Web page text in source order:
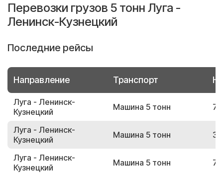
Перевозки грузов 5 тонн Луга -
Ленинск-Кузнецкий
Последние рейсы
Направление Транспорт
Луга - Ленинск-
Кузнецкий
Машина 5 тонн
Луга - Ленинск-
Кузнецкий
Машина 5 тонн
Луга - Ленинск-
Кузнецкий
Машина 5 тонн